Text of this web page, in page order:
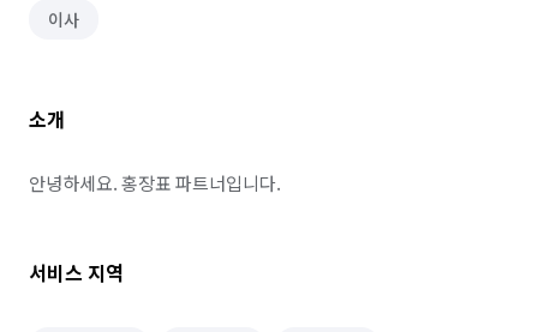
이사
소개
안녕하세요. 홍장표 파트너입니다.
서비스 지역